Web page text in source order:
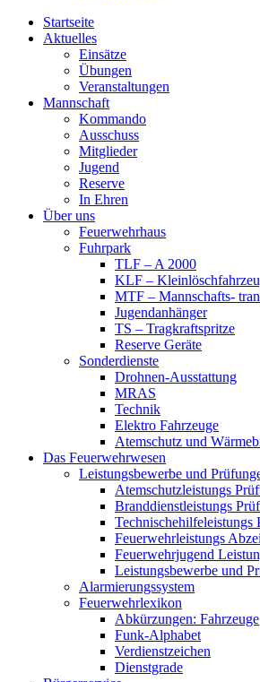
Startseite
Aktuelles
Einsätze
Übungen
Veranstaltungen
Mannschaft
Kommando
Ausschuss
Mitglieder
Jugend
Reserve
In Ehren
Über uns
Feuerwehrhaus
Fuhrpark
TLF – A 2000
KLF –
MTF – Mannschafts-
Jugendanhänger
TS – Tragkraftspritze
Reserve Geräte
Sonderdienste
Drohnen-Ausstattung
MRAS
Technik
Elektro Fahrzeuge
Atemschutz und
Das Feuerwehrwesen
Leistungsbewerbe und
Atemschutzleistungs
Branddienstleistungs
Technischehilfeleistungs
Feuerwehrleistungs
Feuerwehrjugend
Leistungsbewerbe und
Alarmierungssystem
Feuerwehrlexikon
Abkürzungen: Fahrzeuge
Funk-Alphabet
Verdienstzeichen
Dienstgrade